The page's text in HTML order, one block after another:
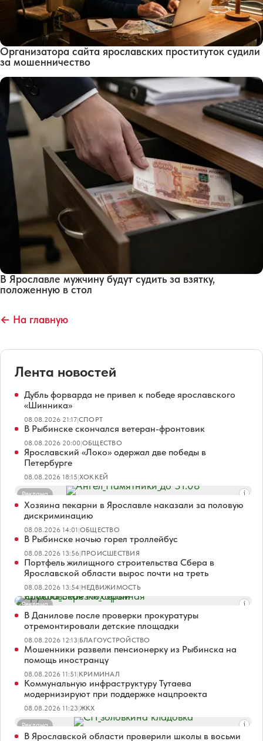
Организатора сайта ярославских проституток судили
за мошенничество
В Ярославле мужчину будут судить за взятку,
положенную в стол
← На главную
Лента новостей
Дубль форварда не привел к победе ярославского
«Шинника»
08.08.2026 21:17|СПОРТ
В Рыбинске скончался ветеран-фронтовик
08.08.2026 20:00|ОБЩЕСТВО
Ярославский «Локо» одержал две победы в
Петербурге
08.08.2026 18:15|ХОККЕЙ
Реклама
Хозяина пекарни в Ярославле наказали за половую
дискриминацию
08.08.2026 14:01|ОБЩЕСТВО
В Рыбинске ночью горел троллейбус
08.08.2026 13:56|ПРОИСШЕСТВИЯ
Портфель жилищного строительства Сбера в
Ярославской области вырос почти на треть
08.08.2026 13:54|НЕДВИЖИМОСТЬ
Реклама
В Данилове после проверки прокуратуры
отремонтировали детские площадки
08.08.2026 12:13|БЛАГОУСТРОЙСТВО
Мошенники развели пенсионерку из Рыбинска на
помощь иностранцу
08.08.2026 11:51|КРИМИНАЛ
Коммунальную инфраструктуру Тутаева
модернизируют при поддержке нацпроекта
08.08.2026 11:23|ЖКХ
Реклама
В Ярославской области проверили школы в восьми